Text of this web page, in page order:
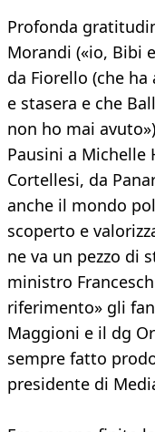
Profonda
Morandi («io, Bibi
da Fiorello (che
e stasera e che
non ho mai
Pausini a Michelle
Cortellesi, da
anche il mondo
scoperto e
ne va un pezzo di
ministro
riferimento» gli
Maggioni e il dg
sempre fatto
presidente di